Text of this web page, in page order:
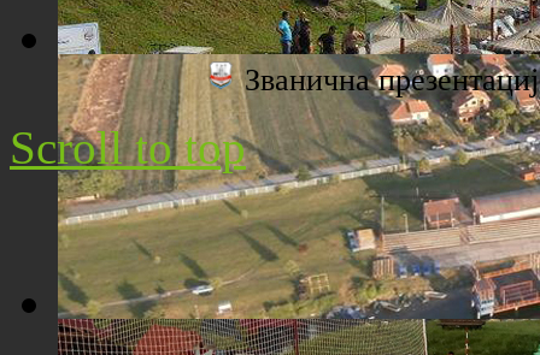
Плажа "Топољар" - Поглед са торња
Званична
Scroll to top